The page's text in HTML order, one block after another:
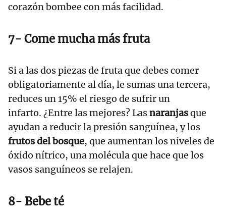
corazón bombee con más facilidad.
7- Come mucha más fruta
Si a las dos piezas de fruta que debes comer
obligatoriamente al día, le sumas una tercera,
reduces un 15% el riesgo de sufrir un
infarto. ¿Entre las mejores? Lasnaranjasque
ayudan a reducir la presión sanguínea, y los
frutos del bosque, que aumentan los niveles de
óxido nítrico, una molécula que hace que los
vasos sanguíneos se relajen.
8- Bebe té